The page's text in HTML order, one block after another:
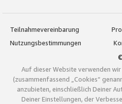
Teilnahmevereinbarung
Nutzungsbestimmungen
Auf dieser Website verwenden
(zusammenfassend „Cookies“
anzubieten, einschließlich Deiner
Deiner Einstellungen, der